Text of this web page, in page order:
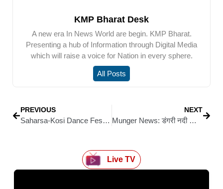
KMP Bharat Desk
A new era In News World are begin. KMP Bharat.
Presenting a hub of Information through Digital Media
which will raise a voice for Nation in every sphere.
All Posts
PREVIOUS
Saharsa-Kosi Dance Festival: बिहार, बंगाल, यूपी, दिल्ली सहित कई राज्यों के प्रतिभागियों ने मंच पर बिखेरी अपनी प्रतिभा
NEXT
Munger News: डंगरी नदी का डायवर्सन बहा, जान जोखिम में डालकर बांस-लकड़ी के सहारे नदी पार कर रहे लोग
Live TV